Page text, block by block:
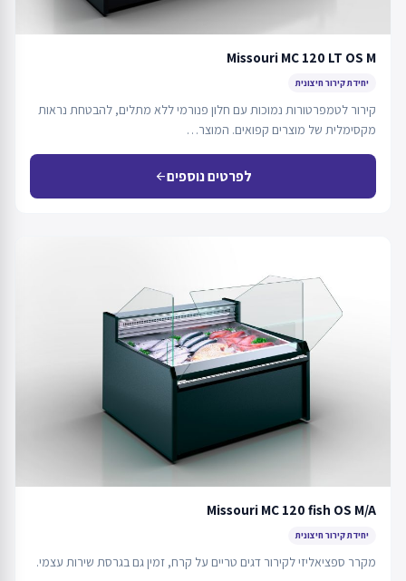
Missouri MC 120 LT OS M
יחידת קירור חיצונית
קירור לטמפרטורות נמוכות עם חלון פנורמי ללא מתלים, להבטחת נראות
מקסימלית של מוצרים קפואים. המוצר…
לפרטים נוספיםarrow_back
Missouri MC 120 fish OS M/A
יחידת קירור חיצונית
מקרר ספציאליזי לקירור דגים טריים על קרח, זמין גם בגרסת שירות עצמי.